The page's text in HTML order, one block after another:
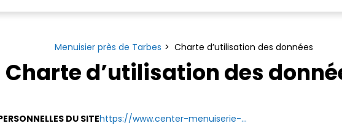
Menuisier près de Tarbes Charte d’utilisation des données
Charte d’utilisation des
DU SITEhttps://www.center-menuiserie-...